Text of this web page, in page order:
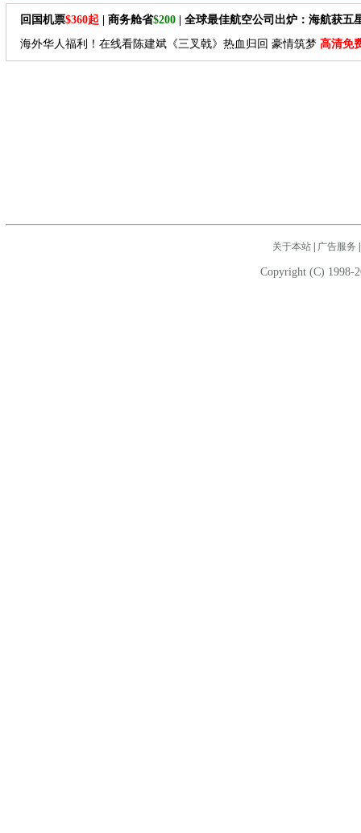
回国机票$360起 | 商务舱省$200 | 全球最佳航空公司出炉：海航获五
海外华人福利！在线看陈建斌《三叉戟》热血归回 豪情筑梦 高清免
关于本站| 广告服务
Copyright (C) 1998-